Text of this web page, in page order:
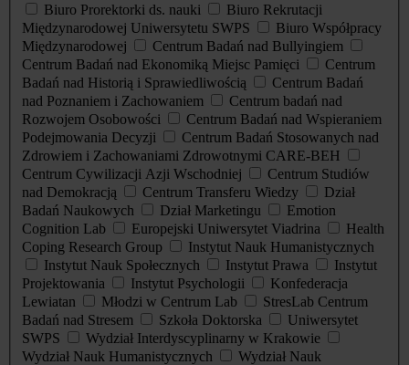
Biuro Prorektorki ds. nauki
Biuro Rekrutacji
Międzynarodowej Uniwersytetu SWPS
Biuro Współpracy
Międzynarodowej
Centrum Badań nad Bullyingiem
Centrum Badań nad Ekonomiką Miejsc Pamięci
Centrum
Badań nad Historią i Sprawiedliwością
Centrum Badań
nad Poznaniem i Zachowaniem
Centrum badań nad
Rozwojem Osobowości
Centrum Badań nad Wspieraniem
Podejmowania Decyzji
Centrum Badań Stosowanych nad
Zdrowiem i Zachowaniami Zdrowotnymi CARE-BEH
Centrum Cywilizacji Azji Wschodniej
Centrum Studiów
nad Demokracją
Centrum Transferu Wiedzy
Dział
Badań Naukowych
Dział Marketingu
Emotion
Cognition Lab
Europejski Uniwersytet Viadrina
Health
Coping Research Group
Instytut Nauk Humanistycznych
Instytut Nauk Społecznych
Instytut Prawa
Instytut
Projektowania
Instytut Psychologii
Konfederacja
Lewiatan
Młodzi w Centrum Lab
StresLab Centrum
Badań nad Stresem
Szkoła Doktorska
Uniwersytet
SWPS
Wydział Interdyscyplinarny w Krakowie
Wydział Nauk Humanistycznych
Wydział Nauk